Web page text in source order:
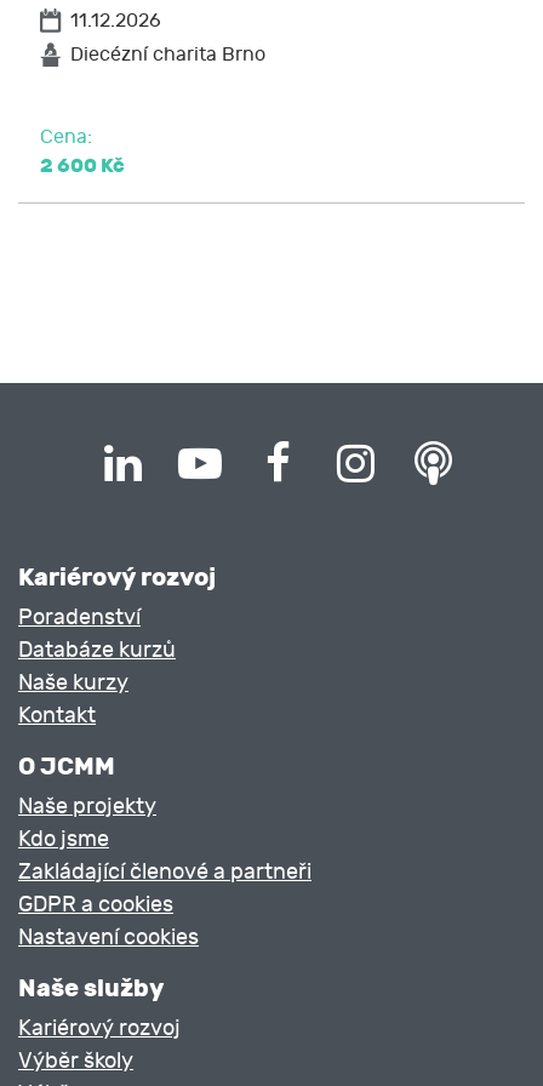
11.12.2026
Diecézní charita Brno
Cena:
2 600 Kč
Kariérový rozvoj
Poradenství
Databáze kurzů
Naše kurzy
Kontakt
O JCMM
Naše projekty
Kdo jsme
Zakládající členové a partneři
GDPR a cookies
Nastavení cookies
Naše služby
Kariérový rozvoj
Výběr školy